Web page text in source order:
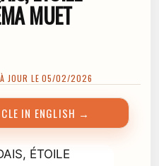
MUET
JOUR LE 05/02/2026
IN ENGLISH →